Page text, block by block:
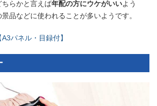
らかと言えば年配の方にウケがいいよう
品などに使われることが多いようです。
パネル・目録付】